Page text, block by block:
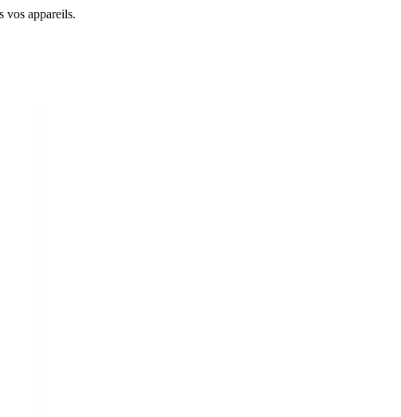
vos appareils.